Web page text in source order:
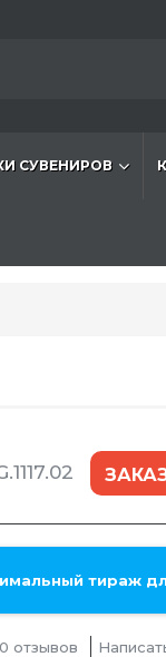
СУВЕНИРОВ
тираж
0 отзывов